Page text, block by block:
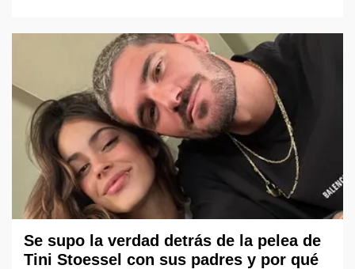
Se supo la verdad detrás de la pelea de
Tini Stoessel con sus padres y por qué